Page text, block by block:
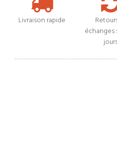
Livraison rapide
échanges